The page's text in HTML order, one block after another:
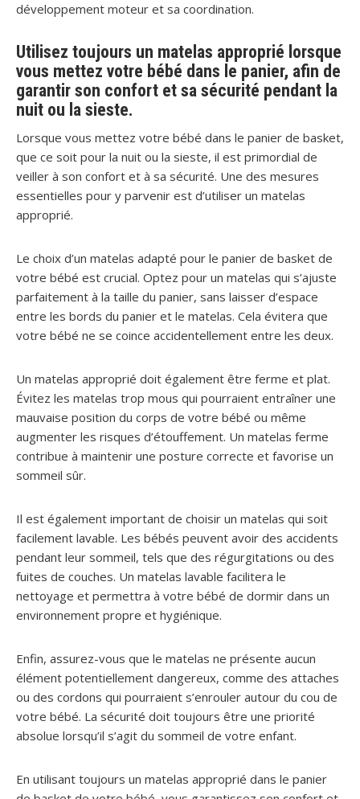
développement moteur et sa coordination.
Utilisez toujours un matelas approprié lorsque
vous mettez votre bébé dans le panier, afin de
garantir son confort et sa sécurité pendant la
nuit ou la sieste.
Lorsque vous mettez votre bébé dans le panier de basket,
que ce soit pour la nuit ou la sieste, il est primordial de
veiller à son confort et à sa sécurité. Une des mesures
essentielles pour y parvenir est d’utiliser un matelas
approprié.
Le choix d’un matelas adapté pour le panier de basket de
votre bébé est crucial. Optez pour un matelas qui s’ajuste
parfaitement à la taille du panier, sans laisser d’espace
entre les bords du panier et le matelas. Cela évitera que
votre bébé ne se coince accidentellement entre les deux.
Un matelas approprié doit également être ferme et plat.
Évitez les matelas trop mous qui pourraient entraîner une
mauvaise position du corps de votre bébé ou même
augmenter les risques d’étouffement. Un matelas ferme
contribue à maintenir une posture correcte et favorise un
sommeil sûr.
Il est également important de choisir un matelas qui soit
facilement lavable. Les bébés peuvent avoir des accidents
pendant leur sommeil, tels que des régurgitations ou des
fuites de couches. Un matelas lavable facilitera le
nettoyage et permettra à votre bébé de dormir dans un
environnement propre et hygiénique.
Enfin, assurez-vous que le matelas ne présente aucun
élément potentiellement dangereux, comme des attaches
ou des cordons qui pourraient s’enrouler autour du cou de
votre bébé. La sécurité doit toujours être une priorité
absolue lorsqu’il s’agit du sommeil de votre enfant.
En utilisant toujours un matelas approprié dans le panier